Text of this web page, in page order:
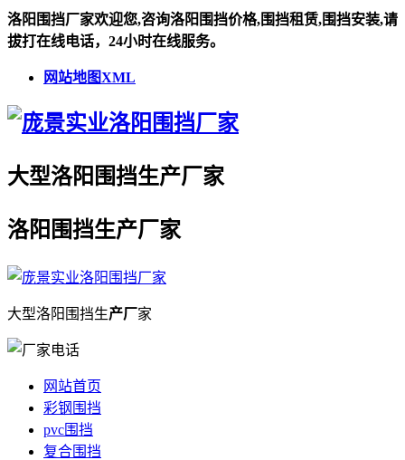
洛阳围挡厂家欢迎您,咨询洛阳围挡价格,围挡租赁,围挡安装,请
拔打在线电话，24小时在线服务。
网站地图XML
大型洛阳围挡生产厂家
洛阳围挡生产厂家
大型洛阳围挡生产厂家
网站首页
彩钢围挡
pvc围挡
复合围挡